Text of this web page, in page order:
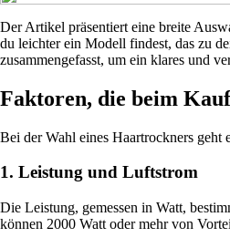
Der Artikel präsentiert eine breite
du leichter ein Modell findest, das zu
zusammengefasst, um ein klares und
Faktoren, die beim
Bei der Wahl eines Haartrockners
1. Leistung und Luftstrom
Die Leistung, gemessen in Watt,
können 2000 Watt oder mehr von